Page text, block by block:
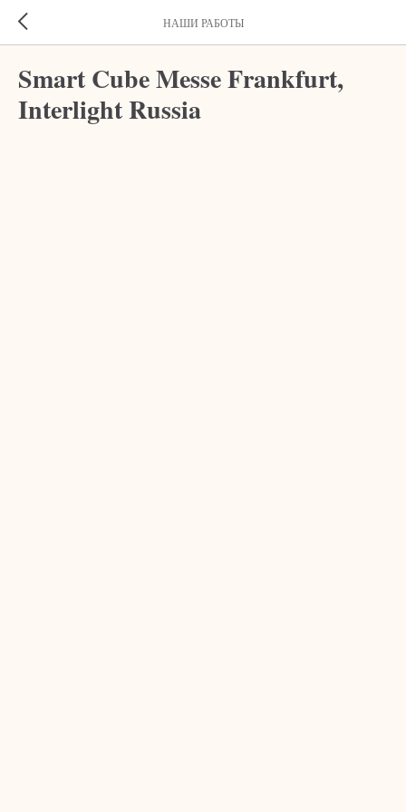
НАШИ РАБОТЫ
Smart Cube Messe Frankfurt,
Interlight Russia